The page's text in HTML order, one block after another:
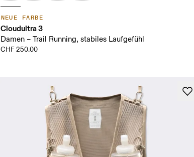
NEUE FARBE
Cloudultra 3
Damen – Trail Running, stabiles Laufgefühl
CHF 250.00